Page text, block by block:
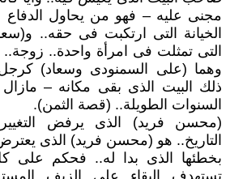
مجنى عليه – فهو من يحاول
الخيانة التى ارتكبت فى حقه..
التى تمثلت فى امرأة واحدة.. زوجة..
وهما (على السمنودى وسعاد)
ذلك البيت الذى بقى مكانه –
السنوات الطويلة.. (قصة الثمن).
(محسن فريد) الذى يرفض
التاريخ.. هو (محسن فريد) الذى يعترض
بخطئها الذى بدا له.. فحكم على